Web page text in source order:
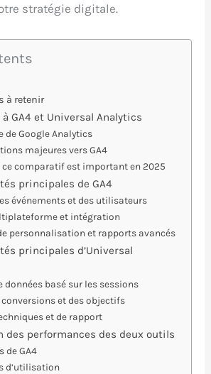
stratégie digitale.
à retenir
GA4 et Universal Analytics
de Google Analytics
majeures vers GA4
ce comparatif est important en 2025
principales de GA4
événements et des utilisateurs
et intégration
personnalisation et rapports avancés
principales d’Universal
données basé sur les sessions
conversions et des objectifs
et de rapport
des performances des deux outils
de GA4
d’utilisation